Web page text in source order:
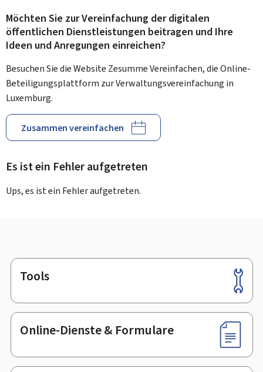
Möchten Sie zur Vereinfachung der digitalen
öffentlichen Dienstleistungen beitragen und Ihre
Ideen und Anregungen einreichen?
Besuchen Sie die Website Zesumme Vereinfachen, die Online-
Beteiligungsplattform zur Verwaltungsvereinfachung in
Luxemburg.
Zusammen vereinfachen
Es ist ein Fehler aufgetreten
Ups, es ist ein Fehler aufgetreten.
Footer
Tools
Online-Dienste & Formulare